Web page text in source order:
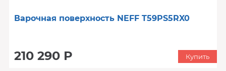
Варочная поверхность NEFF T59PS5RX0
210 290 Р Купить